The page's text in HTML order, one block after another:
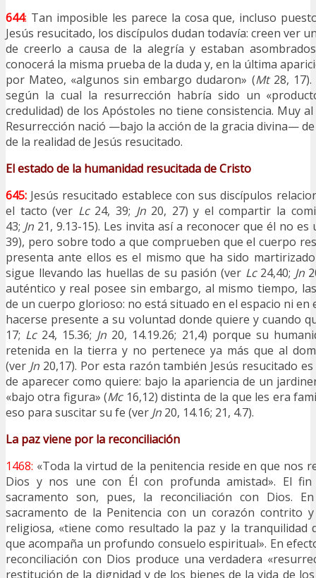
644: Tan imposible les parece la cosa que, incluso
Jesús resucitado, los discípulos dudan todavía: creen ver
de creerlo a causa de la alegría y estaban
conocerá la misma prueba de la duda y, en la última
por Mateo, «algunos sin embargo dudaron» (Mt28, 17).
según la cual la resurrección habría sido un
credulidad) de los Apóstoles no tiene consistencia. Muy
Resurrección nació —bajo la acción de la gracia divina—
de la realidad de Jesús resucitado.
El estado de la humanidad resucitada de Cristo
645: Jesús resucitado establece con sus discípulos
el tacto (ver Lc24, 39; Jn20, 27) y el compartir la
43; Jn 21, 9.13-15). Les invita así a reconocer que él no
39), pero sobre todo a que comprueben que el cuerpo
presenta ante ellos es el mismo que ha sido
sigue llevando las huellas de su pasión (ver Lc24,40; Jn
auténtico y real posee sin embargo, al mismo tiempo,
de un cuerpo glorioso: no está situado en el espacio ni en
hacerse presente a su voluntad donde quiere y cuando
17; Lc24, 15.36; Jn 20, 14.19.26; 21,4) porque su
retenida en la tierra y no pertenece ya más que al
(ver Jn 20,17). Por esta razón también Jesús resucitado
de aparecer como quiere: bajo la apariencia de un
«bajo otra figura» (Mc16,12) distinta de la que les era
eso para suscitar su fe (ver Jn 20, 14.16; 21, 4.7).
La paz viene por la reconciliación
1468: «Toda la virtud de la penitencia reside en que nos
Dios y nos une con Él con profunda amistad». El
sacramento son, pues, la reconciliación con Dios.
sacramento de la Penitencia con un corazón contrito
religiosa, «tiene como resultado la paz y la tranquilidad
que acompaña un profundo consuelo espiritual». En
reconciliación con Dios produce una verdadera
restitución de la dignidad y de los bienes de la vida de